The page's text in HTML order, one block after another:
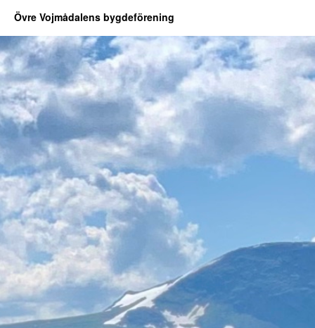
Övre Vojmådalens bygdeförening